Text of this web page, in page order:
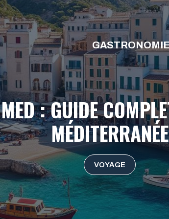
: GUIDE
MÉDITERRANÉE
VOYAGE